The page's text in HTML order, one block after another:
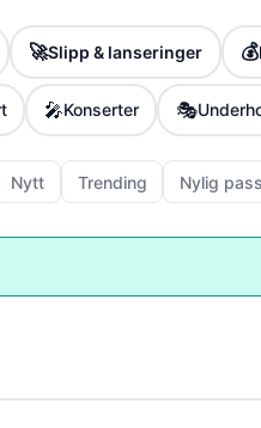
🚀Slipp & lanseringer 💰
🎤Konserter 🎭
Nytt Trending Nylig